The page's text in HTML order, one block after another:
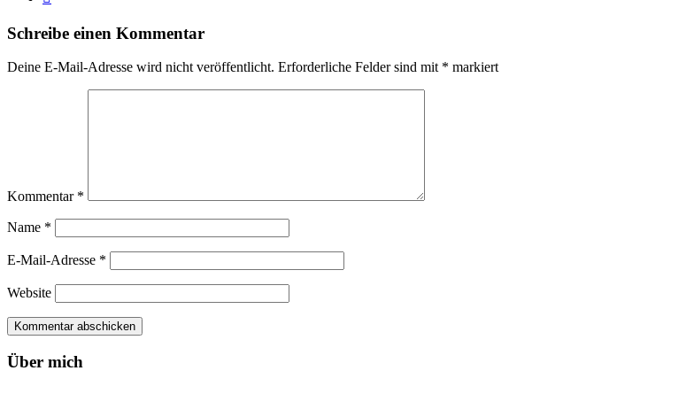
Schreibe einen Kommentar
Deine E-Mail-Adresse wird nicht veröffentlicht. Erforderliche Felder sind mit * markiert
Kommentar *
Name *
E-Mail-Adresse *
Website
Über mich